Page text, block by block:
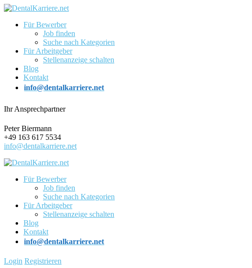
Für Bewerber
Job finden
Suche nach Kategorien
Für Arbeitgeber
Stellenanzeige schalten
Blog
Kontakt
info@dentalkarriere.net
Ihr Ansprechpartner
Peter Biermann
+49 163 617 5534
info@dentalkarriere.net
Für Bewerber
Job finden
Suche nach Kategorien
Für Arbeitgeber
Stellenanzeige schalten
Blog
Kontakt
info@dentalkarriere.net
Login Registrieren